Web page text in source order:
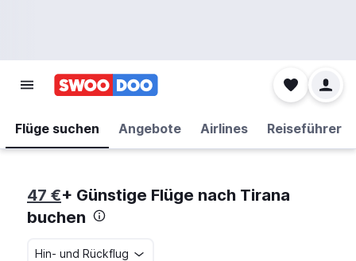
Flüge suchen Angebote Airlines Reiseführer
47 €+ Günstige Flüge nach Tirana
buchen
Hin- und Rückflug